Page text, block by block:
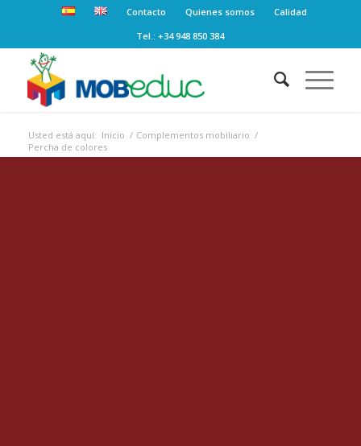
Contacto Quienes somos
Calidad
Tel.: +34 948 850 384
Usted está aquí: Inicio / Complementos mobiliario /
Percha de colores